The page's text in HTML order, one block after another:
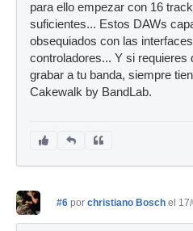
para ello empezar con 16
suficientes... Estos DAWs
obsequiados con las
controladores... Y si requieres
grabar a tu banda, siempre
Cakewalk by BandLab.
#6 por christiano Bosch el